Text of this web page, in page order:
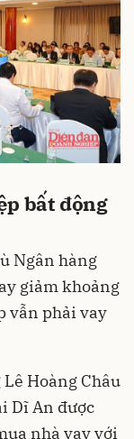
bất động
Ngân hàng
giảm khoảng
vẫn phải vay
Hoàng Châu
Dĩ An được
nhà vay với